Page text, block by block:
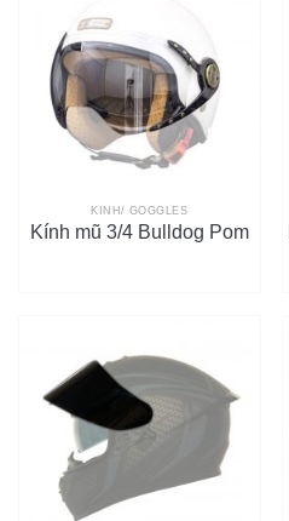
KÍNH/ GOGGLES
Kính mũ 3/4 Bulldog Pom